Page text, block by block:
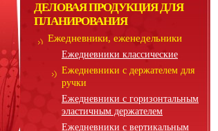
ДЕЛОВАЯ ПРОДУКЦИЯ ДЛЯ
ПЛАНИРОВАНИЯ
Ежедневники, еженедельники
Ежедневники классические
Ежедневники с держателем для
ручки
Ежедневники с горизонтальным
эластичным держателем
Ежедневники с вертикальным